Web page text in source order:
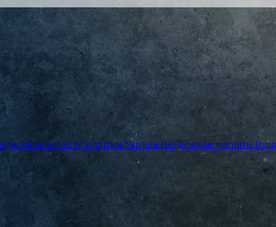
магниты купить в УкраинеНеодимовые магниты